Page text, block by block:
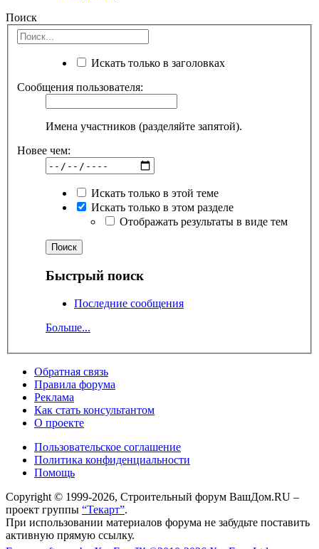
Поиск
Искать только в заголовках
Сообщения пользователя:
Имена участников (разделяйте запятой).
Новее чем:
Искать только в этой теме
Искать только в этом разделе
Отображать результаты в виде тем
Быстрый поиск
Последние сообщения
Больше...
Обратная связь
Правила форума
Реклама
Как стать консультантом
О проекте
Пользовательское соглашение
Политика конфиденциальности
Помощь
Copyright © 1999-2026, Строительный форум ВашДом.RU –
проект группы “Текарт”.
При использовании материалов форума не забудьте поставить
активную прямую ссылку.